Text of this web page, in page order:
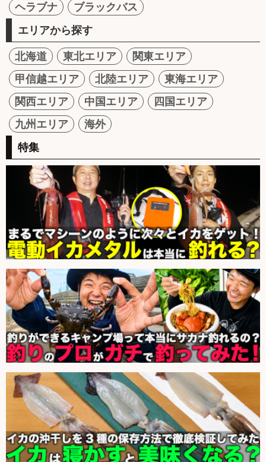
ヘラブナ
ブラックバス
エリアから探す
北海道 東北エリア
関東エリア
甲信越エリア
北陸エリア
東海エリア
関西エリア
中国エリア
四国エリア
九州エリア
海外
特集